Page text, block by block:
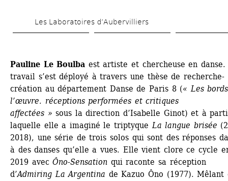
to
Les Laboratoires d’Aubervilliers
Pauline Le Boulba est artiste et chercheuse en danse.
travail s’est déployé à travers une thèse de recherche-
création au département Danse de Paris 8 (« Les
l’œuvre. réceptions performées et critiques
affectées » sous la direction d’Isabelle Ginot) et à
laquelle elle a imaginé le triptyque La langue brisée
2018), une série de trois solos qui sont des réponses
à des danses qu’elle a vues. Elle vient clore ce cycle
2019 avecÔno-Sensation qui raconte sa réception
d’Admiring La Argentina de Kazuo Ôno (1977). Mêlant